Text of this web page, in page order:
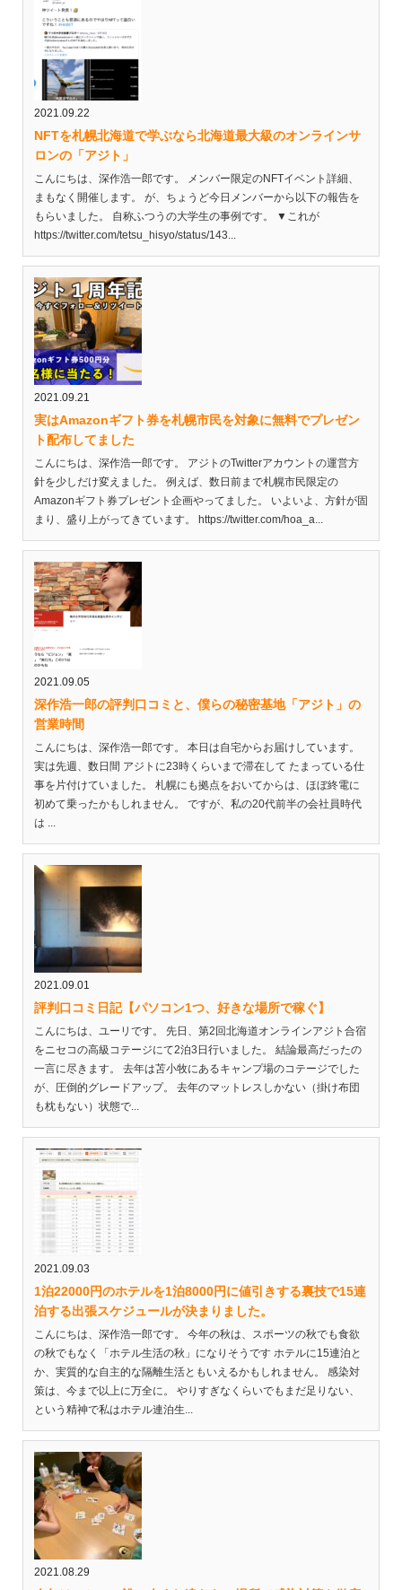
2021.09.22
NFTを札幌北海道で学ぶなら北海道最大級のオンラインサ
ロンの「アジト」
こんにちは、深作浩一郎です。 メンバー限定のNFTイベント詳細、
まもなく開催します。 が、ちょうど今日メンバーから以下の報告を
もらいました。 自称ふつうの大学生の事例です。 ▼これが
https://twitter.com/tetsu_hisyo/status/143...
2021.09.21
実はAmazonギフト券を札幌市民を対象に無料でプレゼン
ト配布してました
こんにちは、深作浩一郎です。 アジトのTwitterアカウントの運営方
針を少しだけ変えました。 例えば、数日前まで札幌市民限定の
Amazonギフト券プレゼント企画やってました。 いよいよ、方針が固
まり、盛り上がってきています。 https://twitter.com/hoa_a...
2021.09.05
深作浩一郎の評判口コミと、僕らの秘密基地「アジト」の
営業時間
こんにちは、深作浩一郎です。 本日は自宅からお届けしています。
実は先週、数日間 アジトに23時くらいまで滞在して たまっている仕
事を片付けていました。 札幌にも拠点をおいてからは、ほぼ終電に
初めて乗ったかもしれません。 ですが、私の20代前半の会社員時代
は ...
2021.09.01
評判口コミ日記【パソコン1つ、好きな場所で稼ぐ】
こんにちは、ユーリです。 先日、第2回北海道オンラインアジト合宿
をニセコの高級コテージにて2泊3日行いました。 結論最高だったの
一言に尽きます。 去年は苫小牧にあるキャンプ場のコテージでした
が、圧倒的グレードアップ。 去年のマットレスしかない（掛け布団
も枕もない）状態で...
2021.09.03
1泊22000円のホテルを1泊8000円に値引きする裏技で15連
泊する出張スケジュールが決まりました。
こんにちは、深作浩一郎です。 今年の秋は、スポーツの秋でも食欲
の秋でもなく「ホテル生活の秋」になりそうです ホテルに15連泊と
か、実質的な自主的な隔離生活ともいえるかもしれません。 感染対
策は、今まで以上に万全に。 やりすぎなくらいでもまだ足りない、
という精神で私はホテル連泊生...
2021.08.29